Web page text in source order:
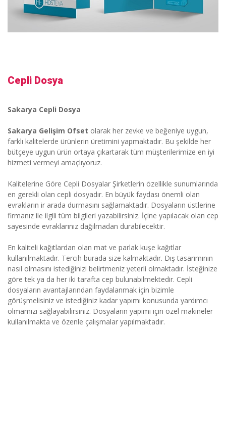
Cepli Dosya
Sakarya Cepli Dosya
Sakarya Gelişim Ofset olarak her zevke ve beğeniye uygun,
farklı kalitelerde ürünlerin üretimini yapmaktadır. Bu şekilde her
bütçeye uygun ürün ortaya çıkartarak tüm müşterilerimize en iyi
hizmeti vermeyi amaçlıyoruz.
Kalitelerine Göre Cepli Dosyalar Şirketlerin özellikle sunumlarında
en gerekli olan cepli dosyadır. En büyük faydası önemli olan
evrakların ir arada durmasını sağlamaktadır. Dosyaların üstlerine
firmanız ile ilgili tüm bilgileri yazabilirsiniz. İçine yapılacak olan cep
sayesinde evraklarınız dağılmadan durabilecektir.
En kaliteli kağıtlardan olan mat ve parlak kuşe kağıtlar
kullanılmaktadır. Tercih burada size kalmaktadır. Dış tasarımının
nasıl olmasını istediğinizi belirtmeniz yeterli olmaktadır. İsteğinize
göre tek ya da her iki tarafta cep bulunabilmektedir. Cepli
dosyaların avantajlarından faydalanmak için bizimle
görüşmelisiniz ve istediğiniz kadar yapımı konusunda yardımcı
olmamızı sağlayabilirsiniz. Dosyaların yapımı için özel makineler
kullanılmakta ve özenle çalışmalar yapılmaktadır.